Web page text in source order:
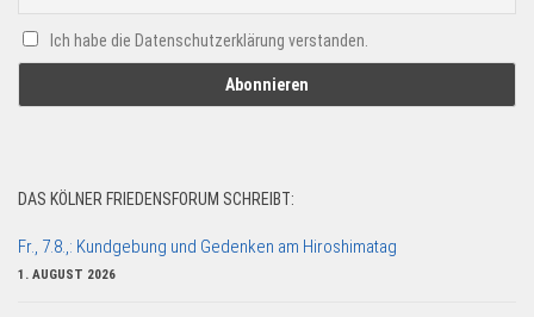
Ich habe die Datenschutzerklärung verstanden.
DAS KÖLNER FRIEDENSFORUM SCHREIBT:
Fr., 7.8.,: Kundgebung und Gedenken am Hiroshimatag
1. AUGUST 2026